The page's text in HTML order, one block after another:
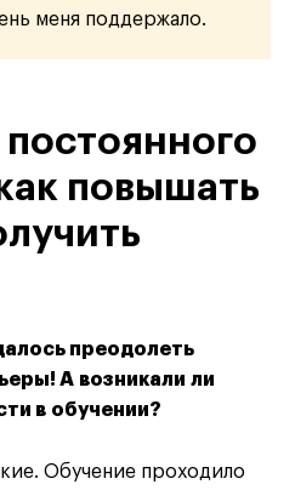
меня поддержало.
повышать
преодолеть
А возникали ли
в обучении?
Обучение проходило